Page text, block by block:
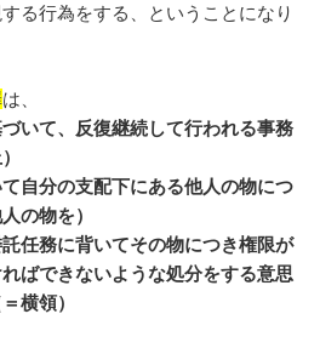
る行為をする、ということになり
は、
いて、反復継続して行われる事務
自分の支配下にある他人の物につ
の物を）
任務に背いてその物につき権限が
ばできないような処分をする意思
横領）